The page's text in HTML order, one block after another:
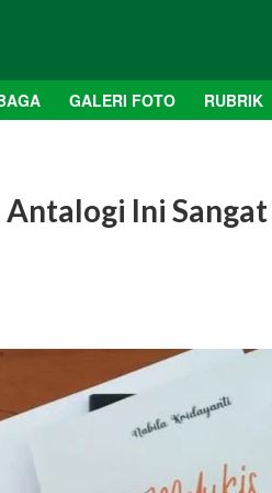
GALERI FOTO RUBRIK
Ini